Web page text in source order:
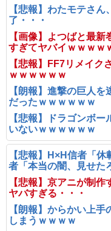
【悲報】わたモテさ
了・・・
【画像】よつばと最
すぎてヤバイｗｗｗｗ
【悲報】FF7リメイク
ｗｗｗｗｗｗ
【朗報】進撃の巨人
だったｗｗｗｗｗｗ
【悲報】ドラゴンボ
いないｗｗｗｗｗｗ
【悲報】H×H信者「
者「本当の闇、見せた
【悲報】京アニが制
ヤバすぎる・・・
【朗報】からかい上
しまうｗｗｗｗ